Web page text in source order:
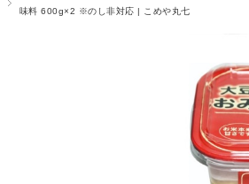
味料 600g×2 ※のし非対応 | こめや丸七